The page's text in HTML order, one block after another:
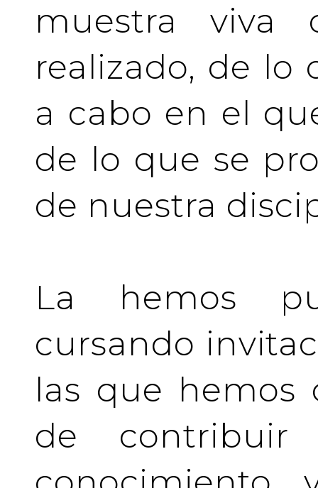
muestra
realizado, de lo
a cabo en el
de lo que se
de nuestra
La hemos
cursando
las que hemos
de contribuir